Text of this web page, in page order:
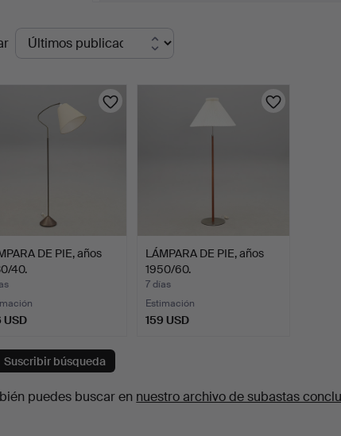
DE PIE, años
40.
USD
LÁMPARA DE PIE, años
1950/60.
7 días
Estimación
159 USD
Suscribir búsqueda
puedes buscar en nuestro archivo de subastas